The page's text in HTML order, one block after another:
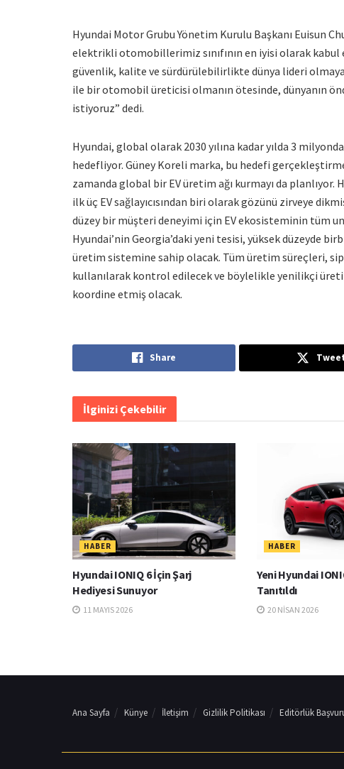
Hyundai Motor Grubu Yönetim Kurulu Başkanı Euisun
elektrikli otomobillerimiz sınıfının en iyisi olarak
güvenlik, kalite ve sürdürülebilirlikte dünya lideri
ile bir otomobil üreticisi olmanın ötesinde, dünyanın
istiyoruz” dedi.
Hyundai, global olarak 2030 yılına kadar yılda 3
hedefliyor. Güney Koreli marka, bu hedefi
zamanda global bir EV üretim ağı kurmayı da
ilk üç EV sağlayıcısından biri olarak gözünü zirveye
düzey bir müşteri deneyimi için EV ekosisteminin tüm
Hyundai’nin Georgia’daki yeni tesisi, yüksek düzeyde
üretim sistemine sahip olacak. Tüm üretim süreçleri,
kullanılarak kontrol edilecek ve böylelikle yenilikçi
koordine etmiş olacak.
Share
İlginizi Çekebilir
HABER
Hyundai IONIQ 6 İçin Şarj
Hediyesi Sunuyor
11 MAYIS 2026
HABER
Yeni Hyundai
Tanıtıldı
20 NISAN 2026
Ana Sayfa Künye İletişim Gizlilik Politikası Editörlük